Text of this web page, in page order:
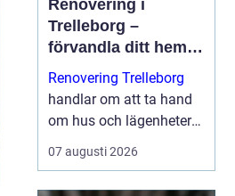
Renovering i
Trelleborg –
förvandla ditt hem
med kvalitet
Renovering Trelleborg
handlar om att ta hand
om hus och lägenheter
på ett sätt som både
stärker vardagen och
07 augusti 2026